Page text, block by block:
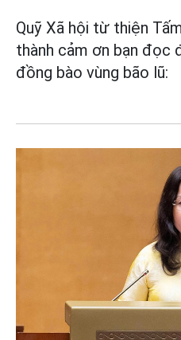
Quỹ Xã hội từ thiện
thành cảm ơn bạn đọc
đồng bào vùng bão lũ: